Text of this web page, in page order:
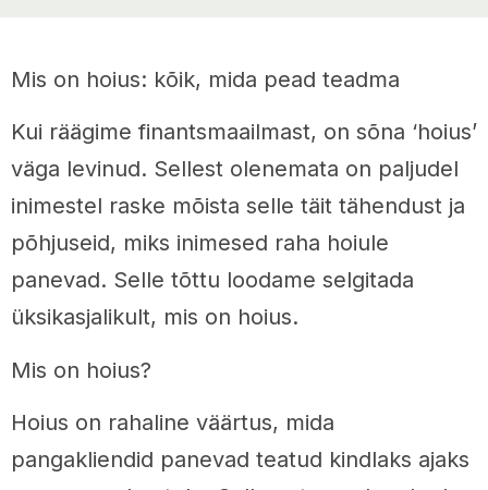
Mis on hoius: kõik, mida pead teadma
Kui räägime finantsmaailmast, on sõna ‘hoius’
väga levinud. Sellest olenemata on paljudel
inimestel raske mõista selle täit tähendust ja
põhjuseid, miks inimesed raha hoiule
panevad. Selle tõttu loodame selgitada
üksikasjalikult, mis on hoius.
Mis on hoius?
Hoius on rahaline väärtus, mida
pangakliendid panevad teatud kindlaks ajaks